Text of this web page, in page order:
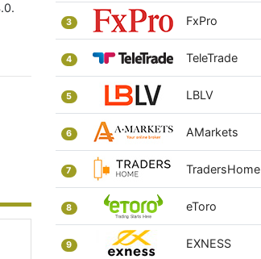
3 FxPro
4 TeleTrade
5 LBLV
6 AMarkets
7 TradersHome
8 eToro
9 EXNESS